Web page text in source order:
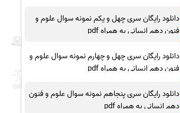
دانلود رایگان سری چهل و یکم نمونه سوال علوم و
فنون دهم انسانی به همراه pdf
دانلود رایگان سری چهل و چهارم نمونه سوال علوم و
فنون دهم انسانی به همراه pdf
دانلود رایگان سری پنجاهم نمونه سوال علوم و فنون
دهم انسانی به همراه pdf